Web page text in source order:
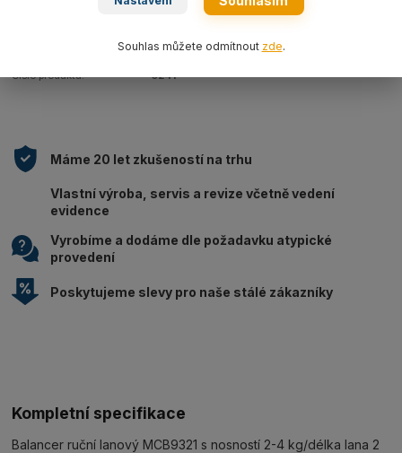
Přidat do košíku
Číslo produktu: 0241
Máme 20 let zkušeností na trhu
Vlastní výroba, servis a revize včetně vedení
evidence
Vyrobíme a dodáme dle požadavku atypické
provedení
Poskytujeme slevy pro naše stálé zákazníky
Kompletní specifikace
Balancer ruční lanový MCB9321 s nosností 2-4 kg/délka lana 2
Souhlas můžete odmítnout zde.